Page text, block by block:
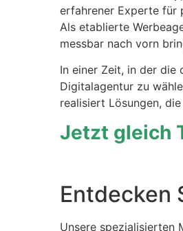
erfahrener Experte für
Als etablierte
messbar nach vorn
In einer Zeit, in der die
Digitalagentur zu
realisiert Lösungen,
Jetzt gleich
Entdecken
Unsere spezialisierten